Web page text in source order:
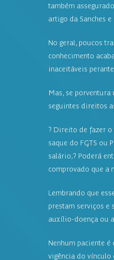
também
artigo da Sanches e
No geral, poucos
conhecimento
inaceitáveis
Mas, se
seguintes direitos
? Direito de fazer o
saque do FGTS ou
salário;? Poderá
comprovado que a
Lembrando que
prestam serviços e
auxílio-doença ou
Nenhum paciente
vigência do vínculo